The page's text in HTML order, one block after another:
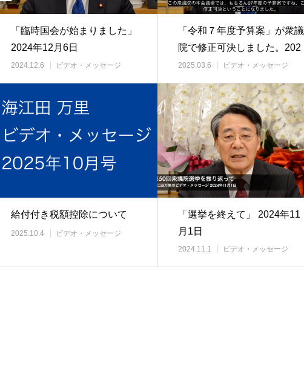
「臨時国会が始まりました」
2024年12月6日
2024.12.6 ビデオ・メッセージ
「令和７年度予算案」が衆議
院で修正可決しました。202
5年3月
2025.03.6 ビデオ・メッセージ
給付付き税額控除について
2025.10.4 ビデオ・メッセージ
「選挙を終えて」 2024年11
月1日
2024.11.1 ビデオ・メッセージ